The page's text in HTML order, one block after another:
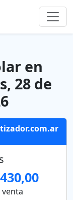
en
28 de
venta